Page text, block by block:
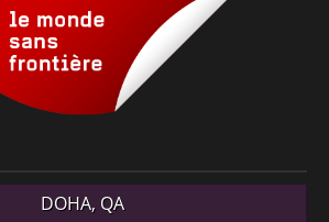
DOHA, QA